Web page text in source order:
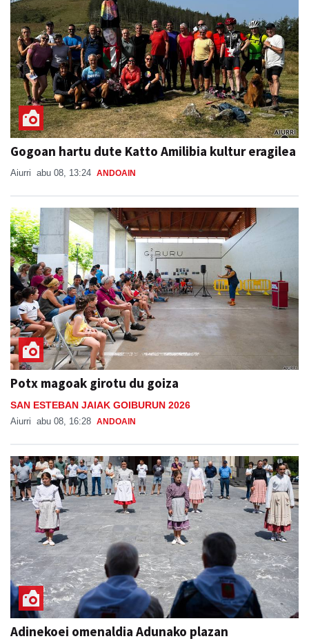
Gogoan hartu dute Katto Amilibia kultur eragilea
Aiurri abu 08, 13:24 ANDOAIN
Potx magoak girotu du goiza
SAN ESTEBAN JAIAK GOIBURUN 2026
Aiurri abu 08, 16:28 ANDOAIN
Adinekoei omenaldia Adunako plazan